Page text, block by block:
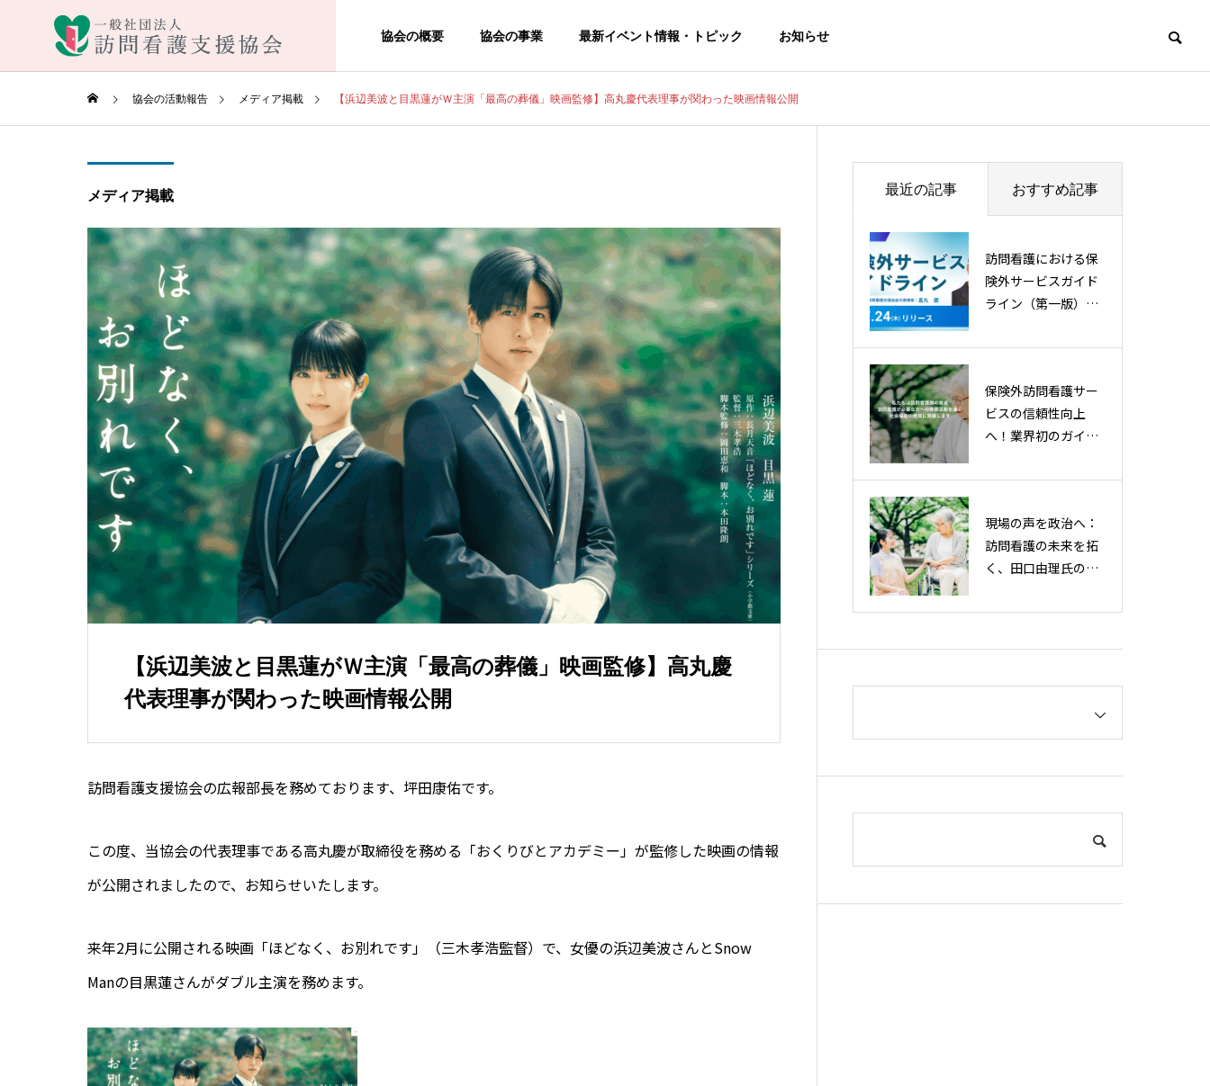
協会の概要 協会の事業 最新イベント情報・トピック お知らせ
協会の活動報告 メディア掲載 【浜辺美波と目黒蓮がＷ主演「最高の葬儀」映画監修】高丸慶代表理事が関わった映画情報公開
メディア掲載
【浜辺美波と目黒蓮がＷ主演「最高の葬儀」映画監修】高丸慶
代表理事が関わった映画情報公開
訪問看護支援協会の広報部長を務めております、坪田康佑です。
この度、当協会の代表理事である高丸慶が取締役を務める「おくりびとアカデミー」が監修した映画の情報
が公開されましたので、お知らせいたします。
来年2月に公開される映画「ほどなく、お別れです」（三木孝浩監督）で、女優の浜辺美波さんとSnow
Manの目黒蓮さんがダブル主演を務めます。
最近の記事 おすすめ記事
訪問看護における保
険外サービスガイド
ライン（第一版）を
保険外訪問看護サー
ビスの信頼性向上
へ！業界初のガイド
年7月24日（木）公
現場の声を政治へ：
訪問看護の未来を拓
く、田口由理氏の挑